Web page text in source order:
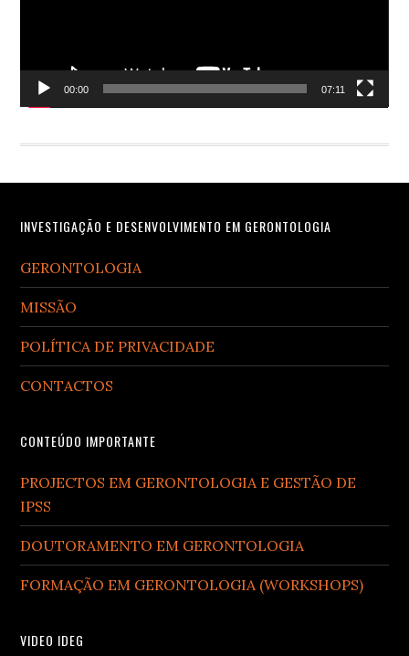
00:00 07:11
Footer
INVESTIGAÇÃO E DESENVOLVIMENTO EM GERONTOLOGIA
GERONTOLOGIA
MISSÃO
POLÍTICA DE PRIVACIDADE
CONTACTOS
CONTEÚDO IMPORTANTE
PROJECTOS EM GERONTOLOGIA E GESTÃO DE
IPSS
DOUTORAMENTO EM GERONTOLOGIA
FORMAÇÃO EM GERONTOLOGIA (WORKSHOPS)
VIDEO IDEG